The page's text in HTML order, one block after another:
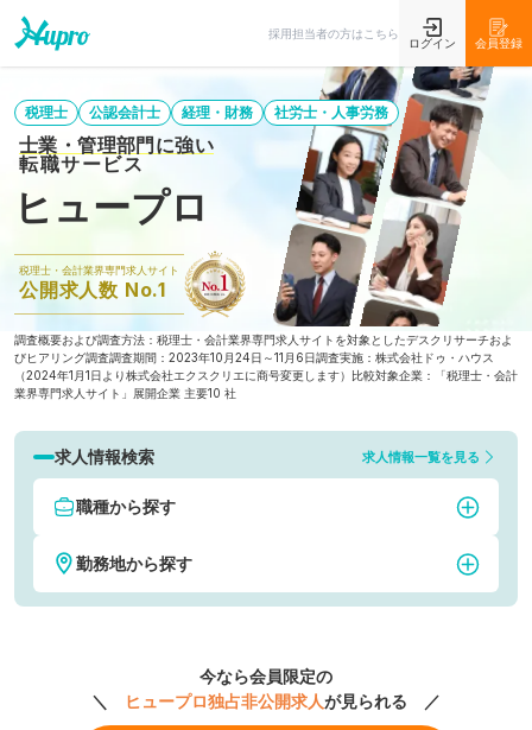
採用担当者の方はこちら
ログイン 会員登録
税理士 公認会計士 経理・財務 社労士・人事労務
士業・管理部門に強い
転職サービス
ヒュープロ
税理士・会計業界専門求人サイト
公開求人数 No.1
調査概要および調査方法：税理士・会計業界専門求人サイトを対象としたデスクリサーチおよ
びヒアリング調査調査期間：2023年10月24日～11月6日調査実施：株式会社ドゥ・ハウス
（2024年1月1日より株式会社エクスクリエに商号変更します） 比較対象企業：「税理士・会計
業界専門求人サイト」展開企業 主要10 社
求人情報検索 求人情報一覧を見る
職種から探す
税理士・税務
経理 財務
勤務地から探す
千葉
今なら会員限定の
＼
ヒュープロ独占非公開求人が見られる ／